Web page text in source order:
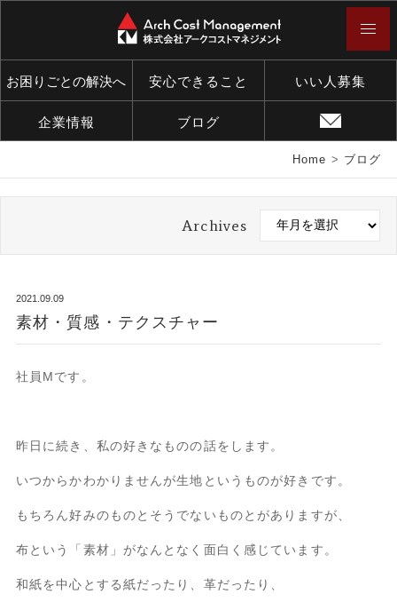
お困りごとの解決へ 安心できること いい人募集
企業情報 ブログ
Home > ブログ
Archives
2021.09.09
素材・質感・テクスチャー
社員Mです。
昨日に続き、私の好きなものの話をします。
いつからかわかりませんが生地というものが好きです。
もちろん好みのものとそうでないものとがありますが、
布という「素材」がなんとなく面白く感じています。
和紙を中心とする紙だったり、革だったり、